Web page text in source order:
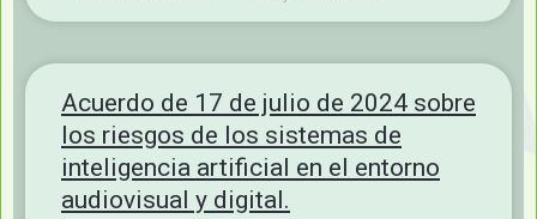
4 de noviembre de 2025 No hay comentarios
Acuerdo de 17 de julio de 2024 sobre
los riesgos de los sistemas de
inteligencia artificial en el entorno